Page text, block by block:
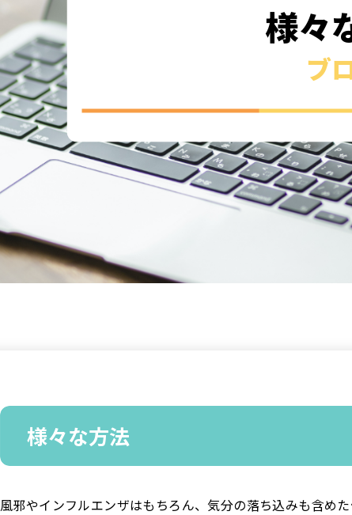
様々
ブ
様々な方法
風邪やインフルエンザはもちろん、気分の落ち込みも含め